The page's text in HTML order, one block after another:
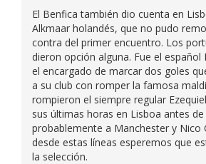
El Benfica también dio cuenta en
Alkmaar holandés, que no pudo
contra del primer encuentro. Los
dieron opción alguna. Fue el
el encargado de marcar dos goles
a su club con romper la famosa
rompieron el siempre regular
sus últimas horas en Lisboa antes
probablemente a Manchester y Nico
desde estas líneas esperemos que
la selección.